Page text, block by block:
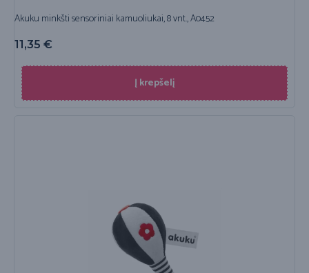
Akuku minkšti sensoriniai kamuoliukai, 8 vnt., A0452
11,35 €
Į krepšelį